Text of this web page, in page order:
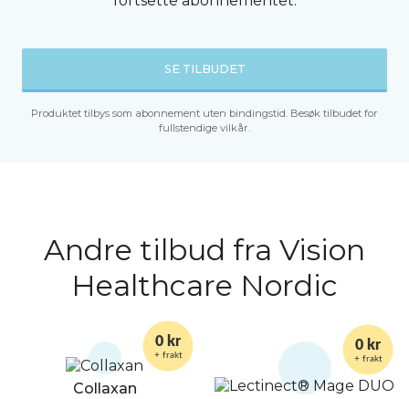
SE TILBUDET
Produktet tilbys som abonnement uten bindingstid. Besøk tilbudet for
fullstendige vilkår.
Andre tilbud fra Vision
Healthcare Nordic
0 kr
+ frakt
Collaxan
0 kr
+ frakt